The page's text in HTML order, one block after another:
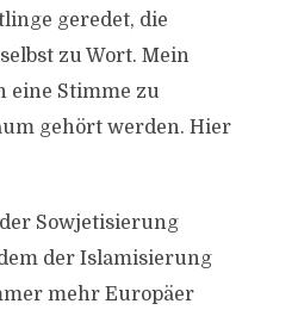
geredet, die
zu Wort. Mein
eine Stimme zu
gehört werden. Hier
Sowjetisierung
der Islamisierung
mehr Europäer